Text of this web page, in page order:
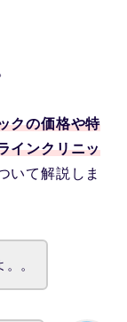
クの価格や特
インクリニッ
いて解説しま
。